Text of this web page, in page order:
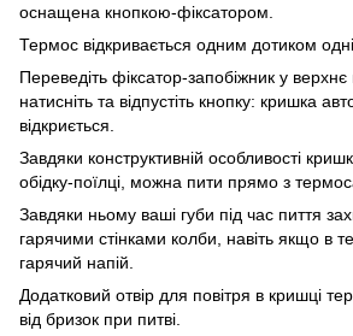
оснащена кнопкою-фіксатором.
Термос відкривається одним дотиком
Переведіть фіксатор-запобіжник у
натисніть та відпустіть кнопку: кришка
відкриється.
Завдяки конструктивній особливості
обідку-поїлці, можна пити прямо з
Завдяки ньому ваші губи під час пиття
гарячими стінками колби, навіть якщо в
гарячий напій.
Додатковий отвір для повітря в кришці
від бризок при питві.